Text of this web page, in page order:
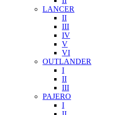
LANCER
II
III
IV
V
VI
OUTLANDER
I
II
III
PAJERO
I